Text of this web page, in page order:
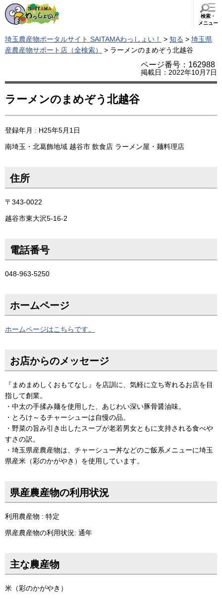
検索・
メニュー
埼玉農産物ポータルサイト SAITAMAわっしょい！ > 知る > 埼玉県
産農産物サポート店（全検索）
> ラーメンのまめぞう北越谷
ページ番号：162988
掲載日：2022年10月7日
ラーメンのまめぞう北越谷
登録年月 : H25年5月1日
南埼玉・北葛飾地域 越谷市 飲食店 ラーメン屋・麺料理店
住所
〒343-0022
越谷市東大沢5-16-2
電話番号
048-963-5250
ホームページ
ホームページはこちらです。
お店からのメッセージ
『まめまめしくおもてなし』を店訓に、気軽に立ち寄れるお店を目
指して創業。
・中太の手揉み麺を使用した、あじわい深い豚骨醤油味。
・とろけ～るチャーシューは自慢の品。
・野菜の旨み引き出したスープが老若男女ともに支持される食べや
すさの訳。
・埼玉県産農産物は、チャーシュー丼などのご飯系メニューに埼玉
県産米（彩のかがやき）を使用しています。
県産農産物の利用状況
利用農産物 : 特定
県産農産物の利用状況: 通年
主な農産物
米（彩のかがやき）